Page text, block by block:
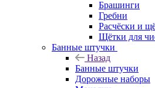
Брашинги
Гребни
Расчёски и
Щётки для
Банные штучки
Назад
Банные штучки
Дорожные наборы